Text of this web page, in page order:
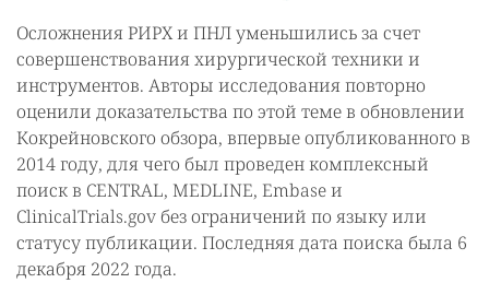
Осложнения РИРХ и ПНЛ уменьшились за счет
совершенствования хирургической техники и
инструментов. Авторы исследования повторно
оценили доказательства по этой теме в обновлении
Кокрейновского обзора, впервые опубликованного в
2014 году, для чего был проведен комплексный
поиск в CENTRAL, MEDLINE, Embase и
ClinicalTrials.gov без ограничений по языку или
статусу публикации. Последняя дата поиска была 6
декабря 2022 года.